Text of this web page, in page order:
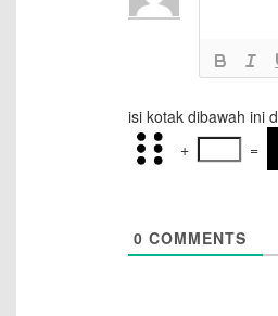
isi kotak dibawah ini
+
=
0 COMMENTS